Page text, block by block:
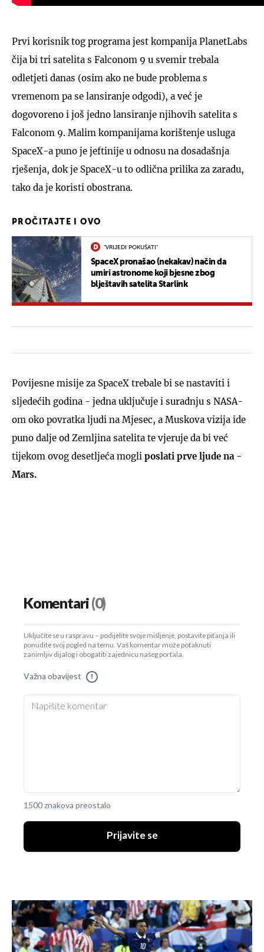
Prvi korisnik tog programa jest kompanija PlanetLabs
čija bi tri satelita s Falconom 9 u svemir trebala
odletjeti danas (osim ako ne bude problema s
vremenom pa se lansiranje odgodi), a već je
dogovoreno i još jedno lansiranje njihovih satelita s
Falconom 9. Malim kompanijama korištenje usluga
SpaceX-a puno je jeftinije u odnosu na dosadašnja
rješenja, dok je SpaceX-u to odlična prilika za zaradu,
tako da je koristi obostrana.
PROČITAJTE I OVO
"VRIJEDI POKUŠATI"
SpaceX pronašao (nekakav) način da
umiri astronome koji bjesne zbog
blještavih satelita Starlink
Povijesne misije za SpaceX trebale bi se nastaviti i
sljedećih godina - jedna uključuje i suradnju s NASA-
om oko povratka ljudi na Mjesec, a Muskova vizija ide
puno dalje od Zemljina satelita te vjeruje da bi već
tijekom ovog desetljeća mogli poslati prve ljude na -
Mars.
Komentari(0)
Uključite se u raspravu – podijelite svoje mišljenje, postavite pitanja ili
ponudite svoj pogled na temu. Vaš komentar može potaknuti
zanimljiv dijalog i obogatiti zajednicu našeg portala.
Važna obavijest !
1500 znakova preostalo
Prijavite se